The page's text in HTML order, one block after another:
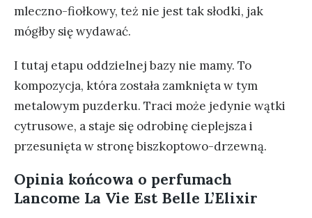
mleczno-fiołkowy, też nie jest tak słodki, jak
mógłby się wydawać.
I tutaj etapu oddzielnej bazy nie mamy. To
kompozycja, która została zamknięta w tym
metalowym puzderku. Traci może jedynie wątki
cytrusowe, a staje się odrobinę cieplejsza i
przesunięta w stronę biszkoptowo-drzewną.
Opinia końcowa o perfumach
Lancome La Vie Est Belle L’Elixir